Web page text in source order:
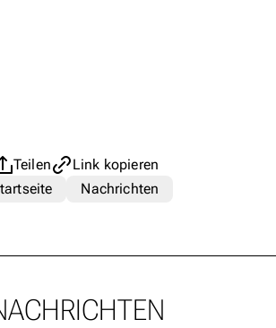
Teilen
Link kopieren
Nachrichten